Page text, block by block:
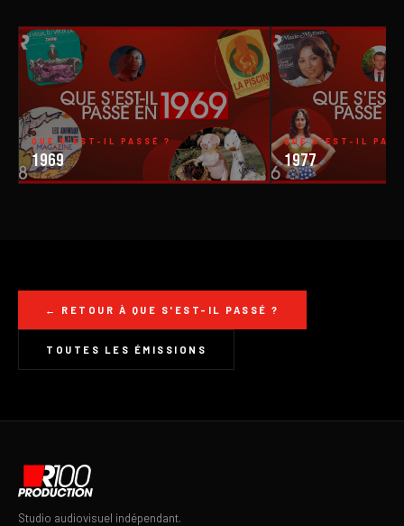
QUE S'EST-IL PASSÉ ?
1969
QUE S'EST-IL
1977
← RETOUR À QUE S'EST-IL PASSÉ ?
TOUTES LES ÉMISSIONS
Studio audiovisuel indépendant.